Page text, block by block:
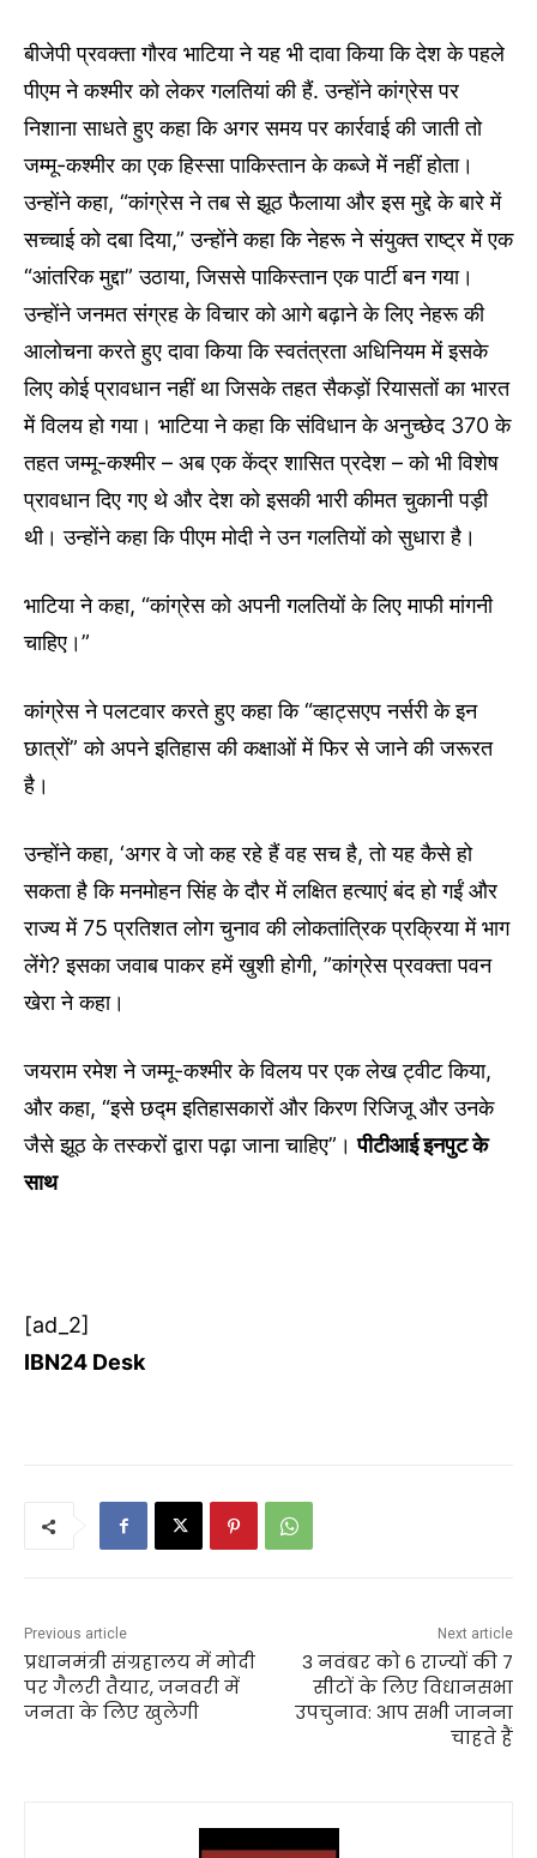
बीजेपी प्रवक्ता गौरव भाटिया ने यह भी दावा किया कि देश के पहले
पीएम ने कश्मीर को लेकर गलतियां की हैं. उन्होंने कांग्रेस पर
निशाना साधते हुए कहा कि अगर समय पर कार्रवाई की जाती तो
जम्मू-कश्मीर का एक हिस्सा पाकिस्तान के कब्जे में नहीं होता।
उन्होंने कहा, “कांग्रेस ने तब से झूठ फैलाया और इस मुद्दे के बारे में
सच्चाई को दबा दिया,” उन्होंने कहा कि नेहरू ने संयुक्त राष्ट्र में एक
“आंतरिक मुद्दा” उठाया, जिससे पाकिस्तान एक पार्टी बन गया।
उन्होंने जनमत संग्रह के विचार को आगे बढ़ाने के लिए नेहरू की
आलोचना करते हुए दावा किया कि स्वतंत्रता अधिनियम में इसके
लिए कोई प्रावधान नहीं था जिसके तहत सैकड़ों रियासतों का भारत
में विलय हो गया। भाटिया ने कहा कि संविधान के अनुच्छेद 370 के
तहत जम्मू-कश्मीर – अब एक केंद्र शासित प्रदेश – को भी विशेष
प्रावधान दिए गए थे और देश को इसकी भारी कीमत चुकानी पड़ी
थी। उन्होंने कहा कि पीएम मोदी ने उन गलतियों को सुधारा है।
भाटिया ने कहा, “कांग्रेस को अपनी गलतियों के लिए माफी मांगनी
चाहिए।”
कांग्रेस ने पलटवार करते हुए कहा कि “व्हाट्सएप नर्सरी के इन
छात्रों” को अपने इतिहास की कक्षाओं में फिर से जाने की जरूरत
है।
उन्होंने कहा, ‘अगर वे जो कह रहे हैं वह सच है, तो यह कैसे हो
सकता है कि मनमोहन सिंह के दौर में लक्षित हत्याएं बंद हो गईं और
राज्य में 75 प्रतिशत लोग चुनाव की लोकतांत्रिक प्रक्रिया में भाग
लेंगे? इसका जवाब पाकर हमें खुशी होगी, ”कांग्रेस प्रवक्ता पवन
खेरा ने कहा।
जयराम रमेश ने जम्मू-कश्मीर के विलय पर एक लेख ट्वीट किया,
और कहा, “इसे छद्म इतिहासकारों और किरण रिजिजू और उनके
जैसे झूठ के तस्करों द्वारा पढ़ा जाना चाहिए”।पीटीआई इनपुट के
साथ
[ad_2]
IBN24 Desk
Previous article
प्रधानमंत्री संग्रहालय में मोदी
पर गैलरी तैयार, जनवरी में
जनता के लिए खुलेगी
Next article
3 नवंबर को 6 राज्यों की 7
सीटों के लिए विधानसभा
उपचुनाव: आप सभी जानना
चाहते हैं